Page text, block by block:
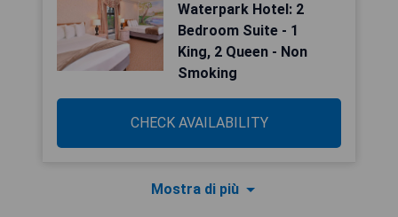
Waterpark Hotel: 2
Bedroom Suite - 1
King, 2 Queen - Non
Smoking
CHECK AVAILABILITY
Mostra di più